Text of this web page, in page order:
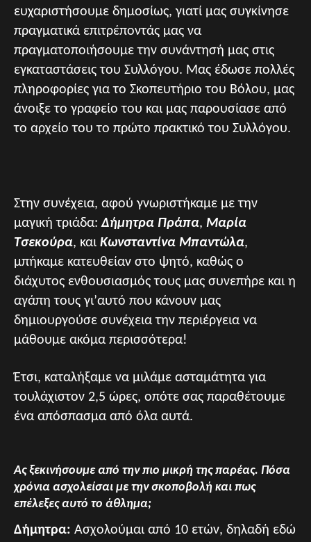
ευχαριστήσουμε δημοσίως, γιατί μας συγκίνησε
πραγματικά επιτρέποντάς μας να
πραγματοποιήσουμε την συνάντησή μας στις
εγκαταστάσεις του Συλλόγου. Μας έδωσε πολλές
πληροφορίες για το Σκοπευτήριο του Βόλου, μας
άνοιξε το γραφείο του και μας παρουσίασε από
το αρχείο του το πρώτο πρακτικό του Συλλόγου.
Στην συνέχεια, αφού γνωριστήκαμε με την
μαγική τριάδα:Δήμητρα Πράπα, Μαρία
Τσεκούρα, και Κωνσταντίνα Μπαντώλα,
μπήκαμε κατευθείαν στο ψητό, καθώς ο
διάχυτος ενθουσιασμός τους μας συνεπήρε και η
αγάπη τους γι’αυτό που κάνουν μας
δημιουργούσε συνέχεια την περιέργεια να
μάθουμε ακόμα περισσότερα!
Έτσι, καταλήξαμε να μιλάμε ασταμάτητα για
τουλάχιστον 2,5 ώρες, οπότε σας παραθέτουμε
ένα απόσπασμα από όλα αυτά.
Ας ξεκινήσουμε από την πιο μικρή της παρέας. Πόσα
χρόνια ασχολείσαι με την σκοποβολή και πως
επέλεξες αυτό το άθλημα;
Δήμητρα: Ασχολούμαι από 10 ετών, δηλαδή εδώ